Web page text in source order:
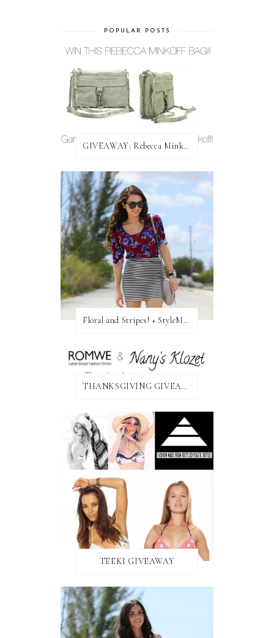
POPULAR POSTS
GIVEAWAY: Rebecca Minkoff Bag!
Floral and Stripes! + StyleMint GIVEAWAY!
THANKSGIVING GIVEAWAY!
TEEKI GIVEAWAY